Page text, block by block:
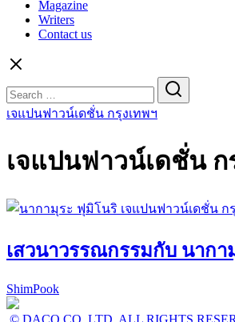
Magazine
Writers
Contact us
for:
เจแปนฟาวน์เดชั่น กรุงเทพฯ
เจแปนฟาวน์เดชั่น ก
เสวนาวรรณกรรมกับ นากา
ShimPook
© DACO CO.,LTD. ALL RIGHTS